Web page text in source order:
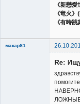
《新戀
《竜火
《有時
макар81
Re:
ЛОЖНЫЕ